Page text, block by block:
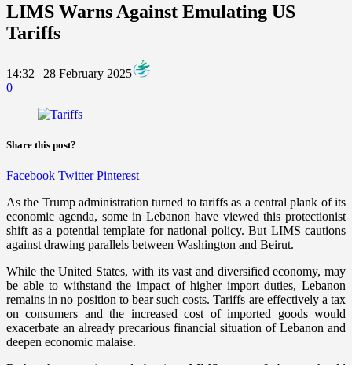
LIMS Warns Against Emulating US
Tariffs
14:32 | 28 February 2025
0
Share this post?
Facebook Twitter Pinterest
As the Trump administration turned to tariffs as a central plank of its
economic agenda, some in Lebanon have viewed this protectionist
shift as a potential template for national policy. But LIMS cautions
against drawing parallels between Washington and Beirut.
While the United States, with its vast and diversified economy, may
be able to withstand the impact of higher import duties, Lebanon
remains in no position to bear such costs. Tariffs are effectively a tax
on consumers and the increased cost of imported goods would
exacerbate an already precarious financial situation of Lebanon and
deepen economic malaise.